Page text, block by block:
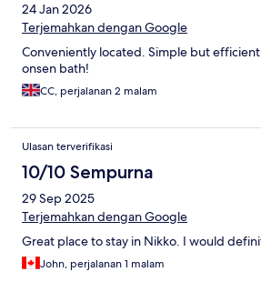
24 Jan 2026
Terjemahkan dengan Google
Conveniently located. Simple but
onsen bath!
CC, perjalanan 2 malam
Ulasan terverifikasi
10/10 Sempurna
29 Sep 2025
Terjemahkan dengan Google
Great place to stay in Nikko. I would
John, perjalanan 1 malam